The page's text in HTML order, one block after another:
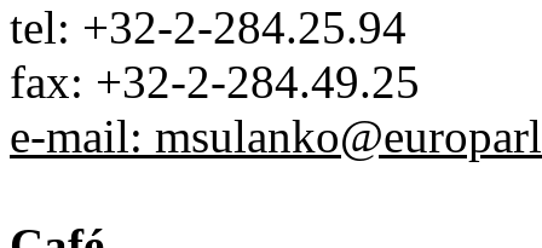
tel: +32-2-284.25.94
fax: +32-2-284.49.25
e-mail: